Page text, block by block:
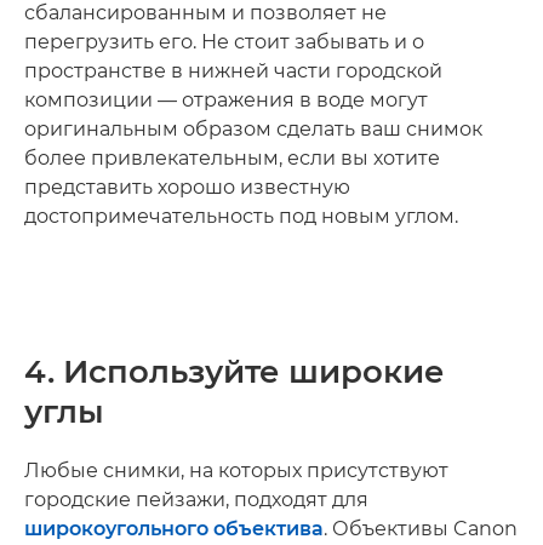
сбалансированным и позволяет не
перегрузить его. Не стоит забывать и о
пространстве в нижней части городской
композиции — отражения в воде могут
оригинальным образом сделать ваш снимок
более привлекательным, если вы хотите
представить хорошо известную
достопримечательность под новым углом.
4. Используйте широкие
углы
Любые снимки, на которых присутствуют
городские пейзажи, подходят для
широкоугольного объектива. Объективы Canon